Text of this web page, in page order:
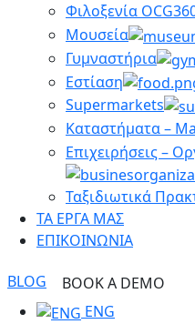
Φιλοξενία
Μουσεία
Γυμναστήρια
Εστίαση
Supermarkets
Καταστήματα –
Επιχειρήσεις –
Ταξιδιωτικά
ΤΑ ΕΡΓΑ ΜΑΣ
ΕΠΙΚΟΙΝΩΝΙΑ
BLOG
BOOK A DEMO
ENG